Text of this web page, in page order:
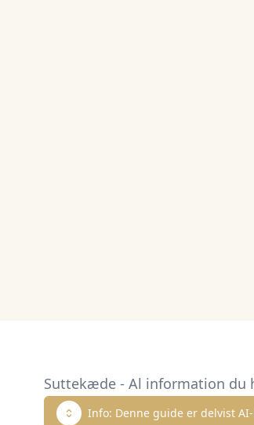
Suttekæde - Al information du
Info: Denne guide er delvist